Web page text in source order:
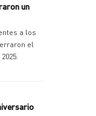
un
a los
el